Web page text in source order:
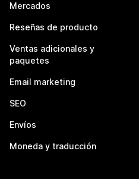
Mercados
Reseñas de producto
Ventas adicionales y
paquetes
Email marketing
SEO
Envíos
Moneda y traducción